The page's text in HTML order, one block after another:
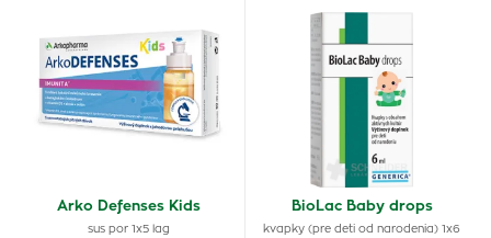
Arko Defenses Kids
sus por 1x5 lag
BioLac Baby drops
kvapky (pre deti od narodenia) 1x6